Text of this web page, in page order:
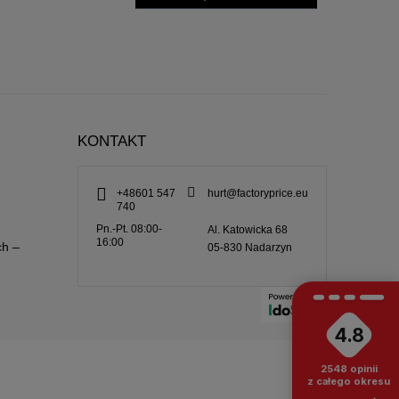
–
KONTAKT
+48601 547
740
hurt@factoryprice.eu
Pn.-Pt. 08:00-
16:00
Al. Katowicka 68
05-830 Nadarzyn
4.8
2548 opinii
z całego okresu